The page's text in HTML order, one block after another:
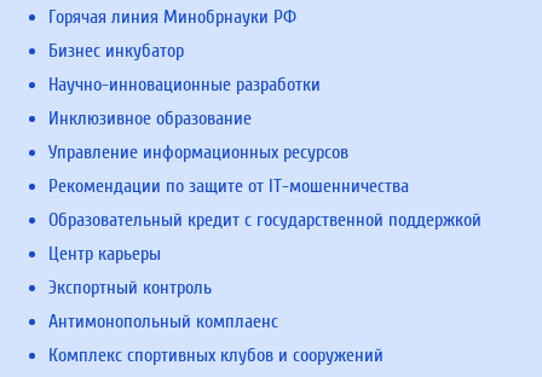
Горячая линия Минобрнауки РФ
Бизнес инкубатор
Научно-инновационные разработки
Инклюзивное образование
Управление информационных ресурсов
Рекомендации по защите от IT-мошенничества
Образовательный кредит с государственной поддержкой
Центр карьеры
Экспортный контроль
Антимонопольный комплаенс
Комплекс спортивных клубов и сооружений